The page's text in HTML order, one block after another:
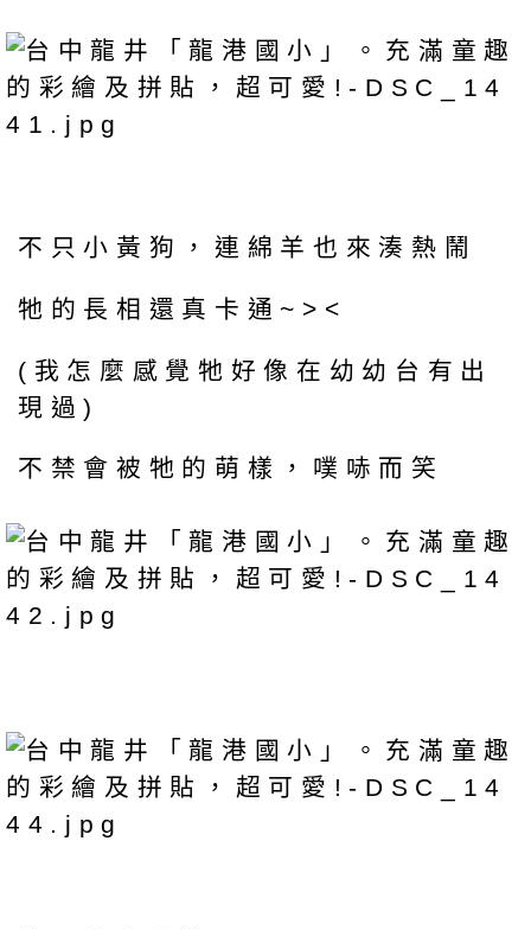
不只小黃狗，連綿羊也來湊熱鬧
牠的長相還真卡通~><
(我怎麼感覺牠好像在幼幼台有出
現過)
不禁會被牠的萌樣，噗哧而笑